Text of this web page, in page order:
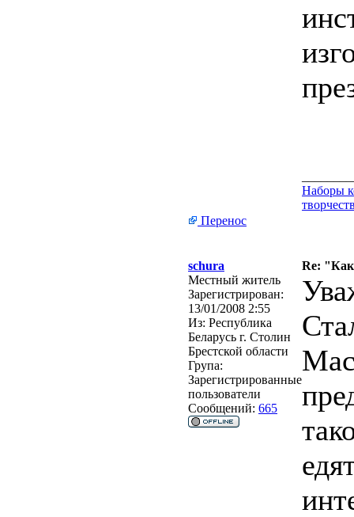
Наборы
Перенос
schura
Re:
Местный житель
Зарегистрирован:
13/01/2008 2:55
Из: Республика
Беларусь г. Столин
Брестской области
Група:
Зарегистрированные
пользователи
Сообщений: 665